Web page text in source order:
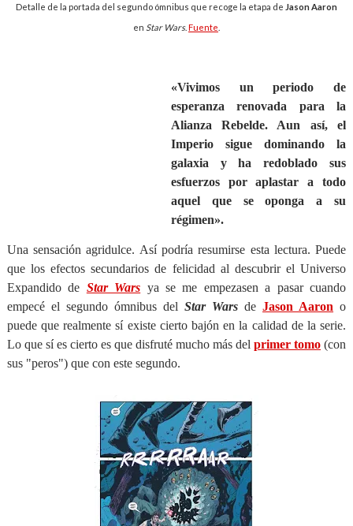
Detalle de la portada del segundo ómnibus que recoge la etapa de Jason Aaron
en Star Wars. Fuente
«Vivimos un periodo de
esperanza renovada para la
Alianza Rebelde. Aun así, el
Imperio sigue dominando la
galaxia y ha redoblado sus
esfuerzos por aplastar a todo
aquel que se oponga a su
régimen».
Una sensación agridulce. Así podría resumirse esta lectura. Puede
que los efectos secundarios de felicidad al descubrir el Universo
Expandido de Star Wars ya se me empezasen a pasar cuando
empecé el segundo ómnibus del Star Wars deJason Aaron o
puede que realmente sí existe cierto bajón en la calidad de la serie.
Lo que sí es cierto es que disfruté mucho más delprimer tomo (con
sus "peros") que con este segundo.